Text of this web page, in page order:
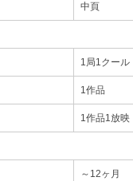
中頁
1局1クール
1作品
1作品1放映
～12ヶ月